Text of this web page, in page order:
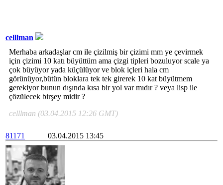
celllman
Merhaba arkadaşlar cm ile çizilmiş bir çizimi mm ye çevirmek
için çizimi 10 katı büyüttüm ama çizgi tipleri bozuluyor scale ya
çok büyüyor yada küçülüyor ve blok içleri hala cm
görünüyor,bütün bloklara tek tek girerek 10 kat büyütmem
gerekiyor bunun dışında kısa bir yol var mıdır ? veya lisp ile
çözülecek birşey midir ?
celllman (03.04.2015 12:26 GMT)
81171 03.04.2015 13:45